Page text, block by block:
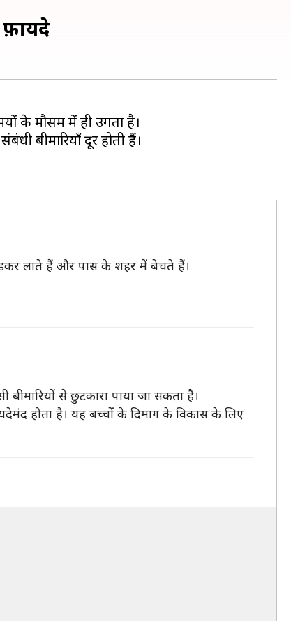
फ़ायदे
के मौसम में ही उगता है।
बीमारियाँ दूर होती हैं।
लाते हैं और पास के शहर में बेचते हैं।
से छुटकारा पाया जा सकता है।
होता है। यह बच्चों के दिमाग के विकास के लिए